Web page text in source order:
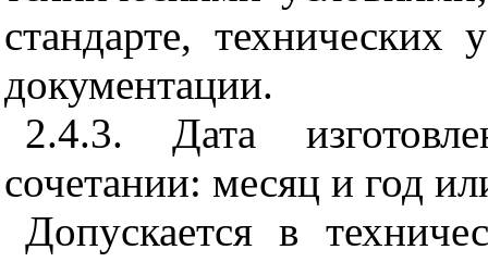
стандарте, технических
документации.
2.4.3. Дата
сочетании: месяц и год
Допускается в